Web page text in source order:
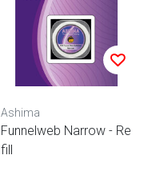
Ashima
Funnelweb Narrow - Re
fill